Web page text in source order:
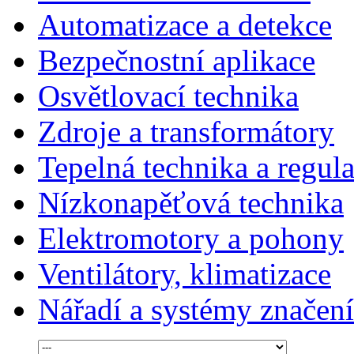
Automatizace a detekce
Bezpečnostní aplikace
Osvětlovací technika
Zdroje a transformátory
Tepelná technika a
Nízkonapěťová technika
Elektromotory a pohony
Ventilátory, klimatizace
Nářadí a systémy značení